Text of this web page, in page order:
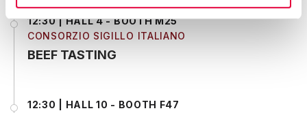
12:30 | HALL 4 - BOOTH M25
CONSORZIO SIGILLO ITALIANO
BEEF TASTING
12:30 | HALL 10 - BOOTH F47